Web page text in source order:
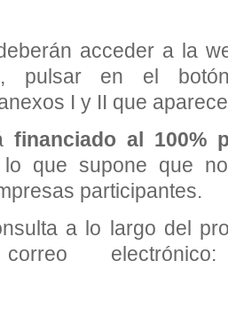
acceder a la
pulsar en el
I y II que
financiado al 100%
que supone que
participantes.
a lo largo del
electrónico: